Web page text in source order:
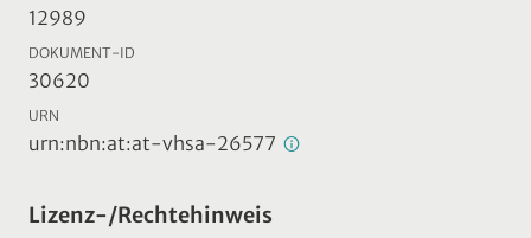
12989
DOKUMENT-ID
30620
URN
urn:nbn:at:at-vhsa-26577
Lizenz-/Rechtehinweis